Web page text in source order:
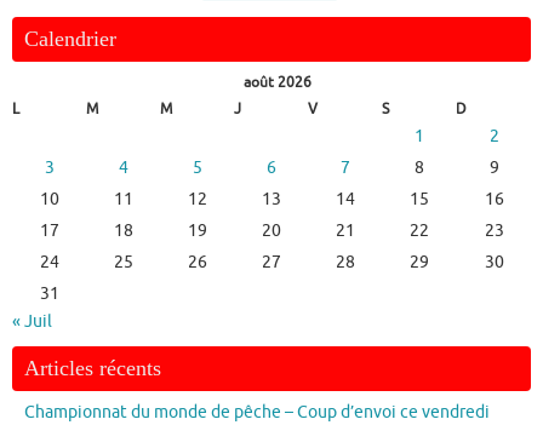
Calendrier
août 2026
L
M M J V S D
1
2
3
4 5 6 7 8
9
10
11 12 13 14 15
16
17
18 19 20 21 22
23
24
25 26 27 28 29
30
31
« Juil
Articles récents
Championnat du monde de pêche – Coup d’envoi ce vendredi